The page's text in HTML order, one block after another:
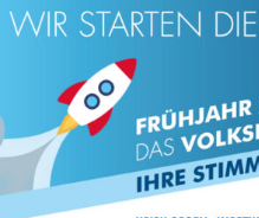
Zum
Inhalt